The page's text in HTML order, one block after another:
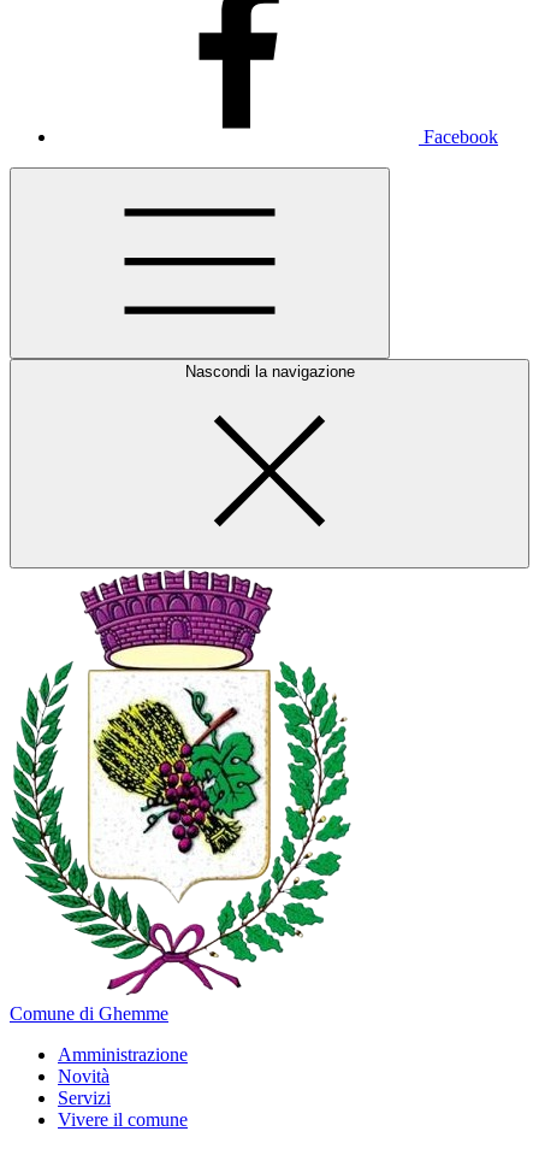
Facebook
Nascondi la navigazione
Comune di Ghemme
Amministrazione
Novità
Servizi
Vivere il comune